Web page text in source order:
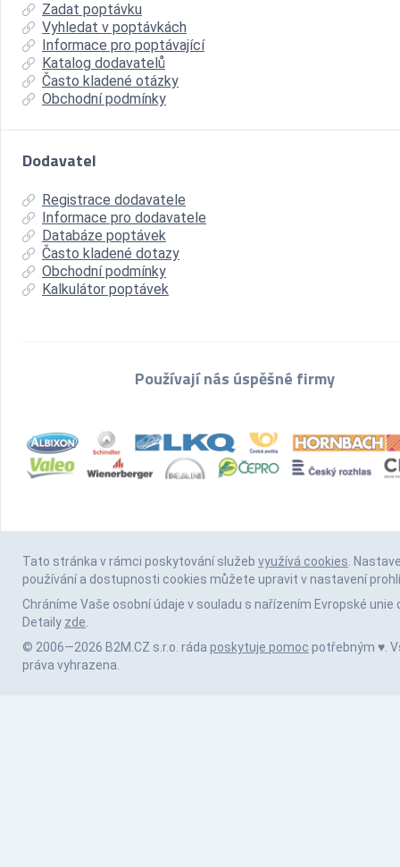
Zadat poptávku
Vyhledat v poptávkách
Informace pro poptávající
Katalog dodavatelů
Často kladené otázky
Obchodní podmínky
Dodavatel
Registrace dodavatele
Informace pro dodavatele
Databáze poptávek
Často kladené dotazy
Obchodní podmínky
Kalkulátor poptávek
Používají nás úspěšné firmy
Tato stránka v rámci poskytování služeb využívá cookies.
používání a dostupnosti cookies můžete upravit v nastavení
Chráníme Vaše osobní údaje v souladu s nařízením Evropské unie
Detaily zde.
© 2006—2026 B2M.CZ s.r.o. ráda poskytuje pomoc potřebným ♥️.
práva vyhrazena.